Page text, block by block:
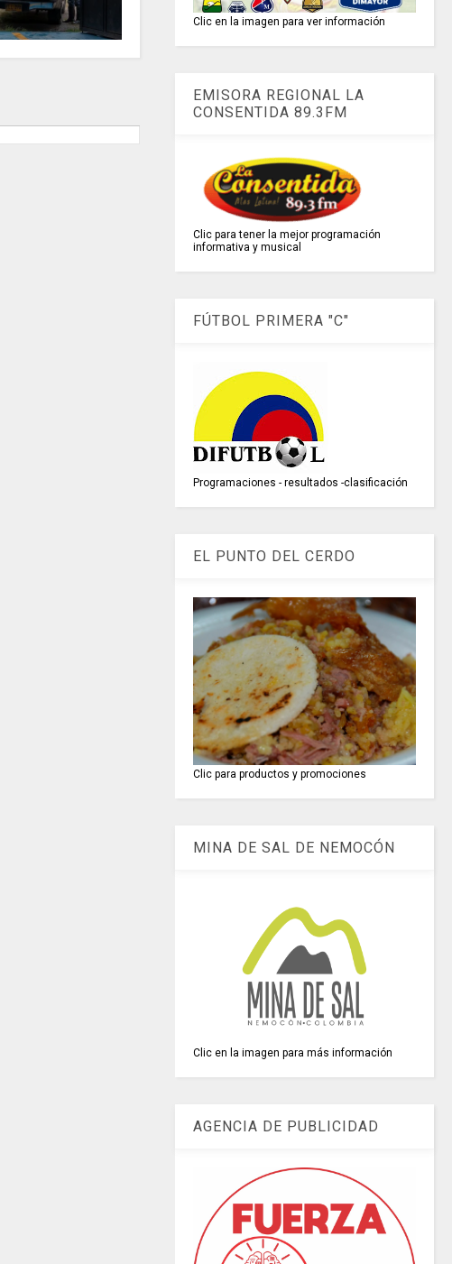
Clic en la imagen para ver información
EMISORA REGIONAL LA
CONSENTIDA 89.3FM
Clic para tener la mejor programación
informativa y musical
FÚTBOL PRIMERA "C"
Programaciones - resultados -clasificación
EL PUNTO DEL CERDO
Clic para productos y promociones
MINA DE SAL DE NEMOCÓN
Clic en la imagen para más información
AGENCIA DE PUBLICIDAD